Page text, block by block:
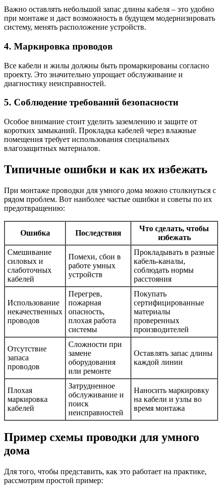
Важно оставлять небольшой запас длины кабеля – это удобно
при монтаже и даст возможность в будущем модернизировать
систему, менять расположение устройств.
4. Маркировка проводов
Все кабели и жилы должны быть промаркированы согласно
проекту. Это значительно упрощает обслуживание и
диагностику неисправностей.
5. Соблюдение требований безопасности
Особое внимание стоит уделить заземлению и защите от
коротких замыканий. Прокладка кабелей через влажные
помещения требует использования специальных
влагозащитных материалов.
Типичные ошибки и как их избежать
При монтаже проводки для умного дома можно столкнуться с
рядом проблем. Вот наиболее частые ошибки и советы по их
предотвращению:
Ошибка Последствия
Что сделать, чтобы
избежать
Смешивание
силовых и
слаботочных
кабелей
Помехи, сбои в
работе умных
устройств
Прокладывать в разные
кабель-каналы,
соблюдать нормы
расстояния
Использование
некачественных
проводов
Перегрев,
пожарная
опасность,
плохая работа
системы
Покупать
сертифицированные
материалы
проверенных
производителей
Отсутствие
запаса
проводов
Сложности при
замене
оборудования
или ремонте
Оставлять запас длины
каждой линии
Плохая
маркировка
кабелей
Затрудненное
обслуживание и
поиск
неисправностей
Наносить маркировку
на кабели и узлы во
время монтажа
Пример схемы проводки для умного
дома
Для того, чтобы представить, как это работает на практике,
рассмотрим простой пример: